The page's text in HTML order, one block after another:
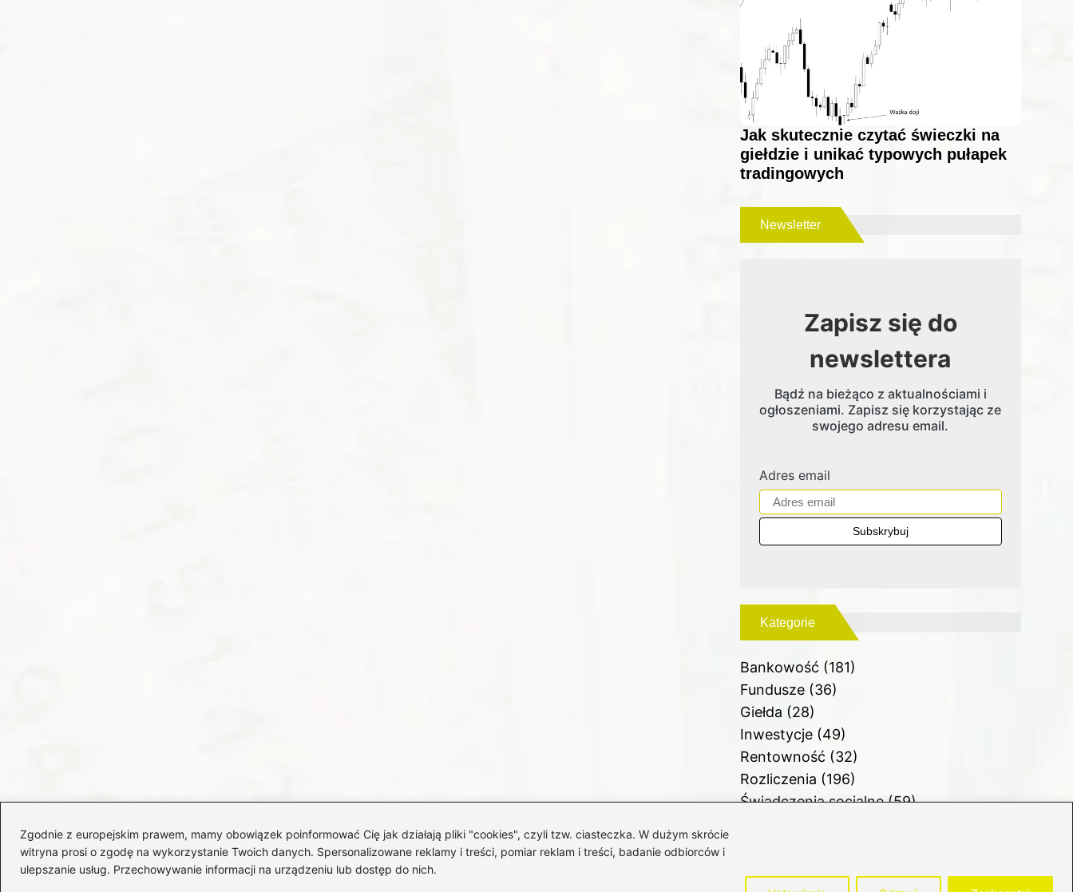
Zgodnie z europejskim prawem, mamy obowiązek poinformować Cię jak działają pliki "cookies", czyli tzw. ciasteczka. W dużym skrócie
witryna prosi o zgodę na wykorzystanie Twoich danych. Spersonalizowane reklamy i treści, pomiar reklam i treści, badanie odbiorców i
ulepszanie usług. Przechowywanie informacji na urządzeniu lub dostęp do nich.
Jak skutecznie czytać świeczki na
giełdzie i unikać typowych pułapek
tradingowych
Newsletter
Zapisz się do
newslettera
Bądź na bieżąco z aktualnościami i
ogłoszeniami. Zapisz się korzystając ze
swojego adresu email.
Adres email
Kategorie
Bankowość (181)
Fundusze(36)
Giełda (28)
Inwestycje(49)
Rentowność (32)
Rozliczenia (196)
Świadczenia socjalne(59)